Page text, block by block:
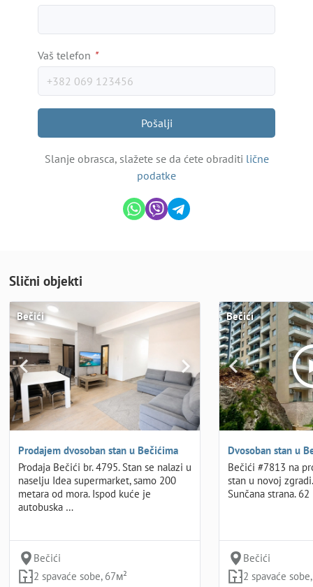
Vaš telefon *
Pošalji
Slanje obrasca, slažete se da ćete obraditi lične
podatke
Slični objekti
Bečići
Prodajem dvosoban stan u Bečićima
Prodaja Bečići br. 4795. Stan se nalazi u
naselju Idea supermarket, samo 200
metara od mora. Ispod kuće je
autobuska …
Bečići
2 spavaće sobe, 67м²
Bečići
Dvosoban stan u
Bečići #7813 na
stan u novoj
Sunčana strana. 62
Bečići
2 spavaće